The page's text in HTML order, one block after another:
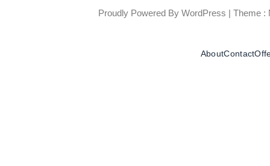
Proudly Powered By WordPress | Theme :
AboutContact